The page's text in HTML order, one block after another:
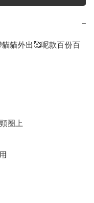
−
貓外出🥰呢款百份百
圈上